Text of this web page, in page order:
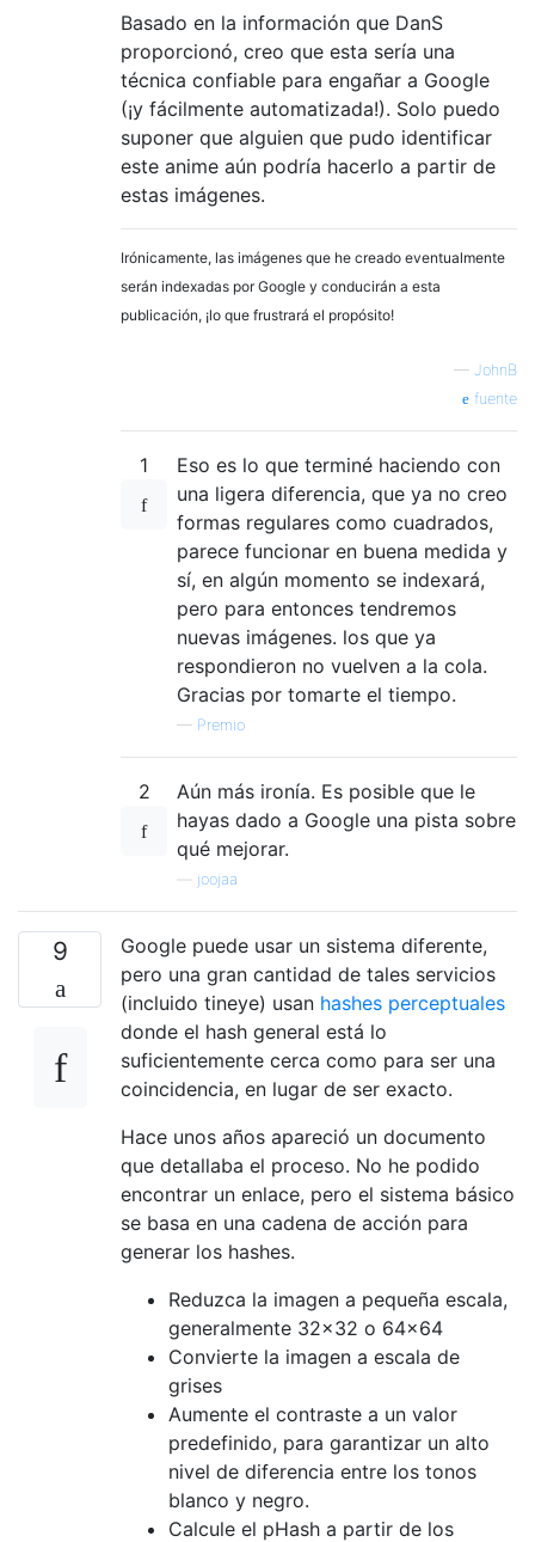
Basado en la información que DanS
proporcionó, creo que esta sería una
técnica confiable para engañar a Google
(¡y fácilmente automatizada!). Solo puedo
suponer que alguien que pudo identificar
este anime aún podría hacerlo a partir de
estas imágenes.
Irónicamente, las imágenes que he creado eventualmente
serán indexadas por Google y conducirán a esta
publicación, ¡lo que frustrará el propósito!
— JohnB
fuente
1
Eso es lo que terminé haciendo con
una ligera diferencia, que ya no creo
formas regulares como cuadrados,
parece funcionar en buena medida y
sí, en algún momento se indexará,
pero para entonces tendremos
nuevas imágenes. los que ya
respondieron no vuelven a la cola.
Gracias por tomarte el tiempo.
— Premio
2
Aún más ironía. Es posible que le
hayas dado a Google una pista sobre
qué mejorar.
joojaa
9
Google puede usar un sistema diferente,
pero una gran cantidad de tales servicios
(incluido tineye) usan hashes perceptuales
donde el hash general está lo
suficientemente cerca como para ser una
coincidencia, en lugar de ser exacto.
Hace unos años apareció un documento
que detallaba el proceso. No he podido
encontrar un enlace, pero el sistema básico
se basa en una cadena de acción para
generar los hashes.
Reduzca la imagen a pequeña escala,
generalmente 32x32 o 64x64
Convierte la imagen a escala de
grises
Aumente el contraste a un valor
predefinido, para garantizar un alto
nivel de diferencia entre los tonos
blanco y negro.
Calcule el pHash a partir de los